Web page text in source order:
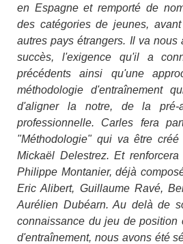
en Espagne et remporté de
des catégories de jeunes,
autres pays étrangers. Il va nous
succès, l'exigence qu'il a
précédents ainsi qu'une
méthodologie d'entraînement
d'aligner la notre, de la pré-
professionnelle. Carles fera
"Méthodologie" qui va être
Mickaël Delestrez. Et
Philippe Montanier, déjà
Eric Alibert, Guillaume Ravé,
Aurélien Dubéarn. Au delà de
connaissance du jeu de position
d'entraînement, nous avons été